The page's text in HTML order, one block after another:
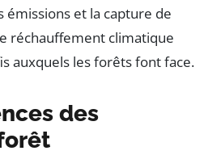
et la capture de
réchauffement climatique
auxquels les forêts font face.
des